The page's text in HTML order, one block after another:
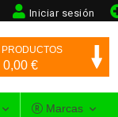
Iniciar sesión
PRODUCTOS
0,00 €
Marcas